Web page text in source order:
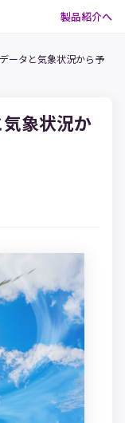
製品紹介へ
ータと気象状況から予
象状況か